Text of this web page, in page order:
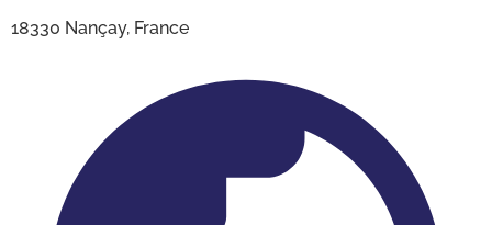
18330 Nançay, France